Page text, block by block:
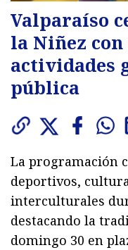
Valparaíso
la Niñez
actividades
pública
La programación
deportivos,
interculturales
destacando la
domingo 30 en